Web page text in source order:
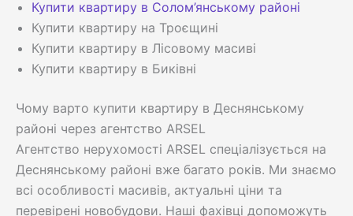
Купити квартиру в Солом’янському районі
Купити квартиру на Троєщині
Купити квартиру в Лісовому масиві
Купити квартиру в Биківні
Чому варто купити квартиру в Деснянському
районі через агентство ARSEL
Агентство нерухомості ARSEL спеціалізується на
Деснянському районі вже багато років. Ми знаємо
всі особливості масивів, актуальні ціни та
перевірені новобудови. Наші фахівці допоможуть